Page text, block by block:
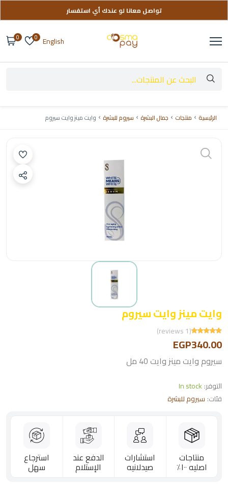
تواصل معانا لو عندك أي استفسار
توصيل مجاني على طلباتك فوق 999 ج
English
0
0
الرئيسية منتجات جمال البشرة سيروم للبشرة وايت مينز وايت سيروم
وايت مينز وايت سيروم
(1 reviews)
EGP340.00
سيروم وايت مينز وايت 40 مل
التوفر: In stock
فئات: سيروم للبشرة
منتاجات
اصليه ١٠٠٪؜
استشارات
صيدلانيه
الدفع عند
الإستلام
استرجاع
سهل